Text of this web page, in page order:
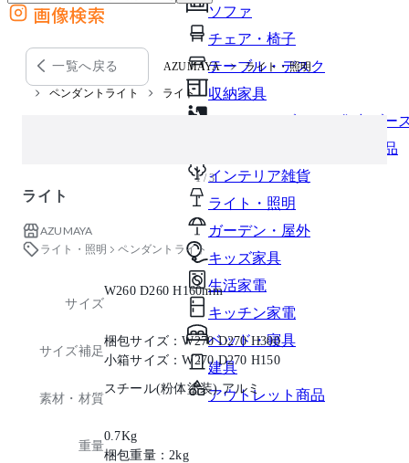
ソファ
チェア・椅子
テーブル・デスク
収納家具
パーソナルブース・集中ブー
オフィスアクセサリー・備品
インテリア雑貨
ライト・照明
ガーデン・屋外
キッズ家具
生活家電
キッチン家電
ベッド・寝具
建具
アウトレット商品
外部サイトの商品をカートに追加
他のサイトで見つけた商品ページのURLを貼り付けて、カートに追加できます
画像検索
一覧へ戻る AZUMAYA ライト・照明
ペンダントライト ライト
1 / 3
ライト
AZUMAYA
ライト・照明
ペンダントライト
サイズ
W260 D260 H160mm
サイズ補足
梱包サイズ：W270 D270 H300
小箱サイズ：W270 D270 H150
素材・材質
スチール(粉体塗装) アルミ
重量
0.7Kg
梱包重量：2kg